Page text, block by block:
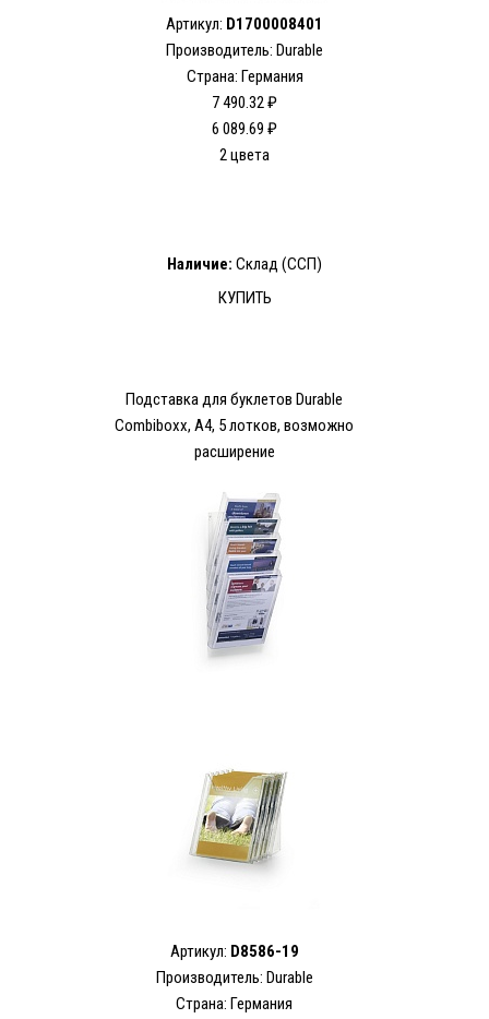
Артикул: D1700008401
Производитель: Durable
Страна: Германия
7 490.32 ₽
6 089.69 ₽
2 цвета
Наличие: Склад (ССП)
КУПИТЬ
Подставка для буклетов Durable
Combiboxx, А4, 5 лотков, возможно
расширение
Артикул: D8586-19
Производитель: Durable
Страна: Германия